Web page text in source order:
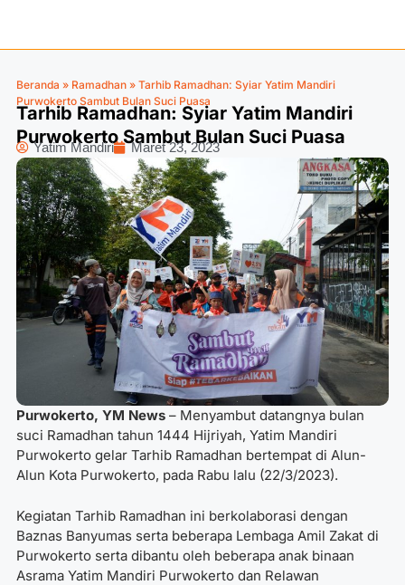
Beranda » Ramadhan » Tarhib Ramadhan: Syiar Yatim Mandiri
Purwokerto Sambut Bulan Suci Puasa
Tarhib Ramadhan: Syiar Yatim Mandiri
Purwokerto Sambut Bulan Suci Puasa
Yatim Mandiri Maret 23, 2023
Purwokerto, YM News – Menyambut datangnya bulan
suci Ramadhan tahun 1444 Hijriyah, Yatim Mandiri
Purwokerto gelar Tarhib Ramadhan bertempat di Alun-
Alun Kota Purwokerto, pada Rabu lalu (22/3/2023).
Kegiatan Tarhib Ramadhan ini berkolaborasi dengan
Baznas Banyumas serta beberapa Lembaga Amil Zakat di
Purwokerto serta dibantu oleh beberapa anak binaan
Asrama Yatim Mandiri Purwokerto dan Relawan